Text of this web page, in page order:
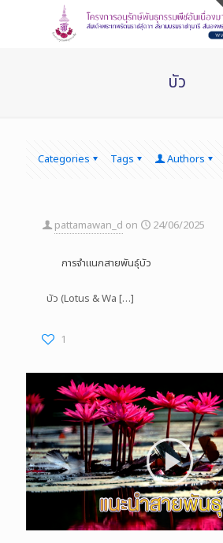
บัว
Categories Tags Authors
pattamawan_d on 24/06/2025
การจำแนกสายพันธุ์บัว
บัว (Lotus & Wa […]
1